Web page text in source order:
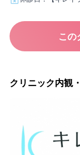
この
クリニック内観